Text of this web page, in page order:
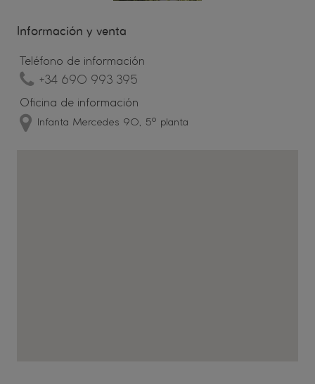
Información y venta
Teléfono de información
+34 690 993 395
Oficina de información
Infanta Mercedes 90, 5º planta